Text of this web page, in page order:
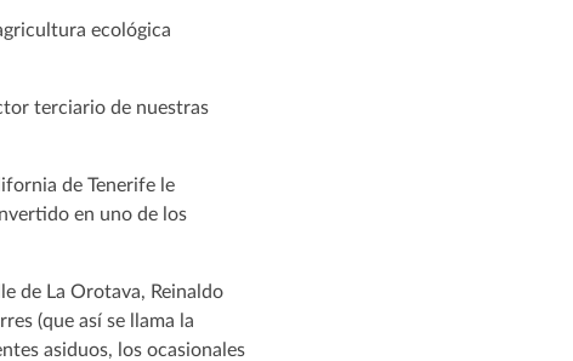
ecológica
terciario de nuestras
de Tenerife le
en uno de los
de La Orotava, Reinaldo
(que así se llama la
asiduos, los ocasionales